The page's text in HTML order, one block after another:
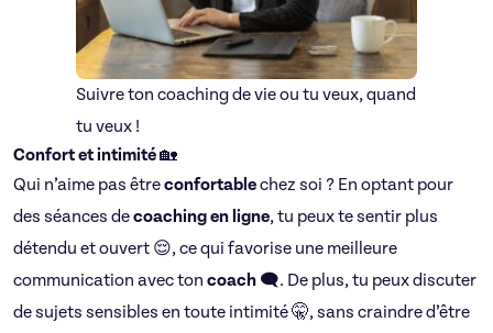
Suivre ton coaching de vie ou tu veux, quand
tu veux !
Confort et intimité🏡
Qui n’aime pas êtreconfortablechez soi ? En optant pour
des séances decoaching en ligne, tu peux te sentir plus
détendu et ouvert 😌, ce qui favorise une meilleure
communication avec ton coach 🗨️. De plus, tu peux discuter
de sujets sensibles en toute intimité 🤫, sans craindre d’être